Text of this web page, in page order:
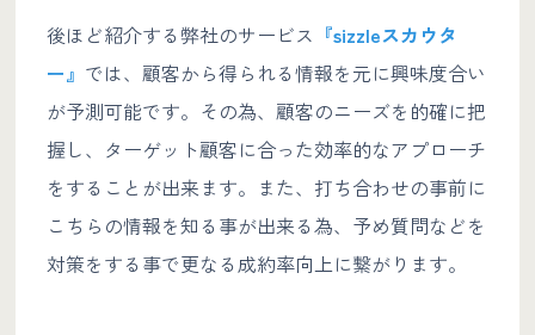
後ほど紹介する弊社のサービス 『sizzleスカウタ
ー』 では、顧客から得られる情報を元に興味度合い
が予測可能です。その為、顧客のニーズを的確に把
握し、ターゲット顧客に合った効率的なアプローチ
をすることが出来ます。また、打ち合わせの事前に
こちらの情報を知る事が出来る為、予め質問などを
対策をする事で更なる成約率向上に繋がります。